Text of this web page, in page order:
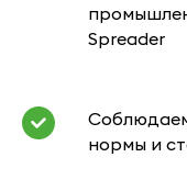
Spreader
нормы и